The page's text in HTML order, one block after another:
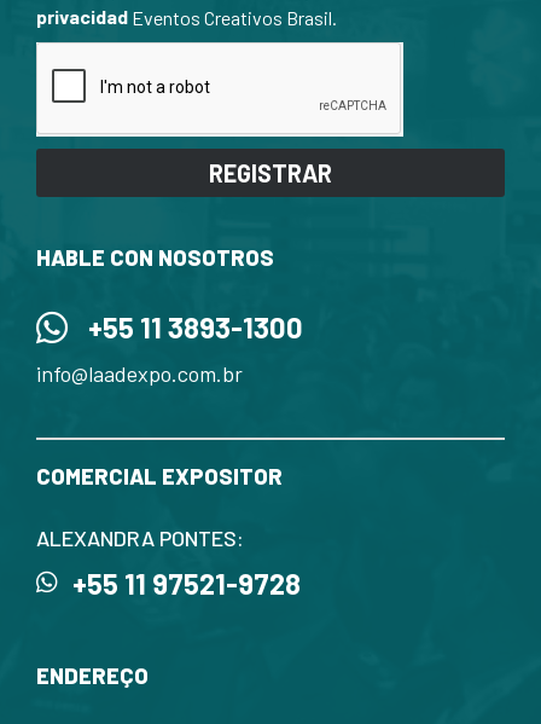
privacidad Eventos Creativos Brasil.
REGISTRAR
HABLE CON NOSOTROS
+55 11 3893-1300
info@laadexpo.com.br
COMERCIAL EXPOSITOR
ALEXANDRA PONTES:
+55 11 97521-9728
ENDEREÇO